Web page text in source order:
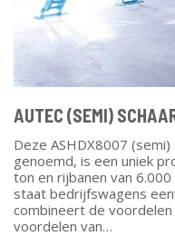
AUTEC (SEMI)
Deze ASHDX8007
genoemd, is een uniek
ton en rijbanen van
staat bedrijfswagens
combineert de
voordelen van…